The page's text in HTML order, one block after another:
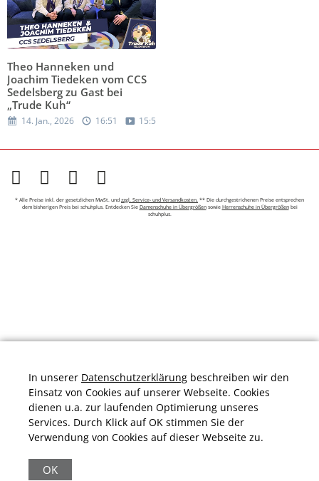
Theo Hanneken und
Joachim Tiedeken vom CCS
Sedelsberg zu Gast bei
„Trude Kuh“
14. Jan., 2026 16:51 15:57
* Alle Preise inkl. der gesetzlichen MwSt. und zzgl. Service- und Versandkosten. ** Die durchgestrichenen Preise entsprechen
dem bisherigen Preis bei schuhplus. Entdecken Sie Damenschuhe in Übergrößensowie Herrenschuhe in Übergrößenbei
schuhplus.
|
Bewertungsgrundlage des Anbieters: 13 Verkaufs- und 32
In unserer Datenschutzerklärung beschreiben wir den
Einsatz von Cookies auf unserer Webseite. Cookies
dienen u.a. zur laufenden Optimierung unseres
Services. Durch Klick auf OK stimmen Sie der
Verwendung von Cookies auf dieser Webseite zu.
OK